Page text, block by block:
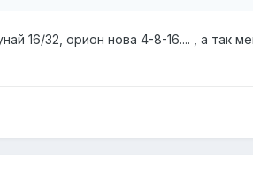
16/32, орион нова 4-8-16.... , а так